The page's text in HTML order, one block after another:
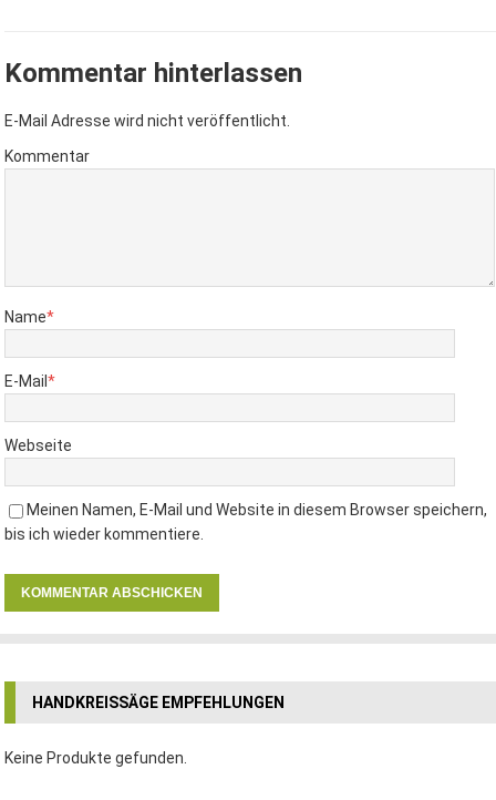
Kommentar hinterlassen
E-Mail Adresse wird nicht veröffentlicht.
Kommentar
Name*
E-Mail*
Webseite
Meinen Namen, E-Mail und Website in diesem Browser speichern,
bis ich wieder kommentiere.
HANDKREISSÄGE EMPFEHLUNGEN
Keine Produkte gefunden.